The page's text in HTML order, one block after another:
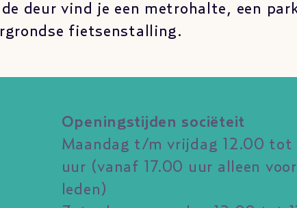
deur vind je een metrohalte, een
fietsenstalling.
Openingstijden sociëteit
Maandag t/m vrijdag 12.00
uur (vanaf 17.00 uur alleen voor
leden)